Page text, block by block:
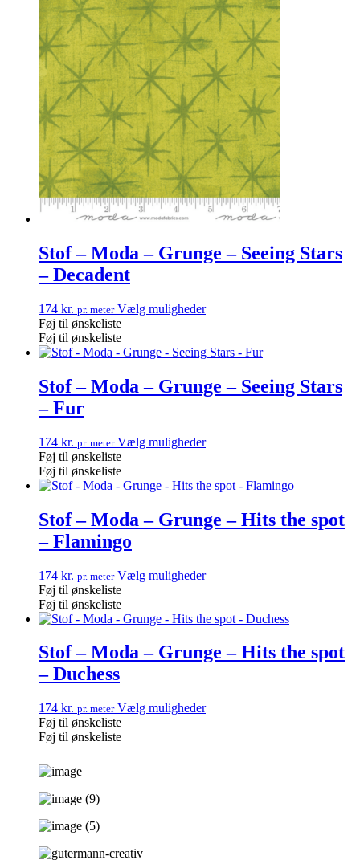
Stof – Moda – Grunge – Seeing Stars
– Decadent
174 kr. pr. meter Vælg muligheder
Føj til ønskeliste
Føj til ønskeliste
Stof – Moda – Grunge – Seeing Stars
– Fur
174 kr. pr. meter Vælg muligheder
Føj til ønskeliste
Føj til ønskeliste
Stof – Moda – Grunge – Hits the spot
– Flamingo
174 kr. pr. meter Vælg muligheder
Føj til ønskeliste
Føj til ønskeliste
Stof – Moda – Grunge – Hits the spot
– Duchess
174 kr. pr. meter Vælg muligheder
Føj til ønskeliste
Føj til ønskeliste